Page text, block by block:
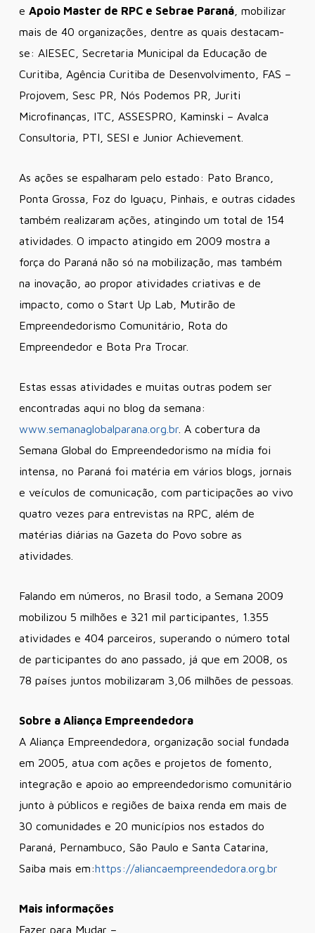
e Apoio Master de RPC e Sebrae Paraná, mobilizar
mais de 40 organizações, dentre as quais destacam-
se: AIESEC, Secretaria Municipal da Educação de
Curitiba, Agência Curitiba de Desenvolvimento, FAS –
Projovem, Sesc PR, Nós Podemos PR, Juriti
Microfinanças, ITC, ASSESPRO, Kaminski – Avalca
Consultoria, PTI, SESI e Junior Achievement.
As ações se espalharam pelo estado: Pato Branco,
Ponta Grossa, Foz do Iguaçu, Pinhais, e outras cidades
também realizaram ações, atingindo um total de 154
atividades. O impacto atingido em 2009 mostra a
força do Paraná não só na mobilização, mas também
na inovação, ao propor atividades criativas e de
impacto, como o Start Up Lab, Mutirão de
Empreendedorismo Comunitário, Rota do
Empreendedor e Bota Pra Trocar.
Estas essas atividades e muitas outras podem ser
encontradas aqui no blog da semana:
www.semanaglobalparana.org.br. A cobertura da
Semana Global do Empreendedorismo na mídia foi
intensa, no Paraná foi matéria em vários blogs, jornais
e veículos de comunicação, com participações ao vivo
quatro vezes para entrevistas na RPC, além de
matérias diárias na Gazeta do Povo sobre as
atividades.
Falando em números, no Brasil todo, a Semana 2009
mobilizou 5 milhões e 321 mil participantes, 1.355
atividades e 404 parceiros, superando o número total
de participantes do ano passado, já que em 2008, os
78 países juntos mobilizaram 3,06 milhões de pessoas.
Sobre a Aliança Empreendedora
A Aliança Empreendedora, organização social fundada
em 2005, atua com ações e projetos de fomento,
integração e apoio ao empreendedorismo comunitário
junto à públicos e regiões de baixa renda em mais de
30 comunidades e 20 municípios nos estados do
Paraná, Pernambuco, São Paulo e Santa Catarina,
Saiba mais em:https://aliancaempreendedora.org.br
Mais informações
Fazer para Mudar –